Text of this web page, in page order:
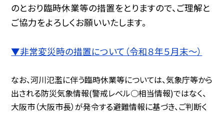
のとおり臨時休業等の措置をとりますので、ご理解と
ご協力をよろしくお願いいたします。
▼非常変災時の措置について（令和８年５月末～）
なお、河川氾濫に伴う臨時休業等については、気象庁等から
出される防災気象情報(警戒レベル○相当情報)ではなく、
大阪市（大阪市長）が発令する避難情報に基づき、ご判断く